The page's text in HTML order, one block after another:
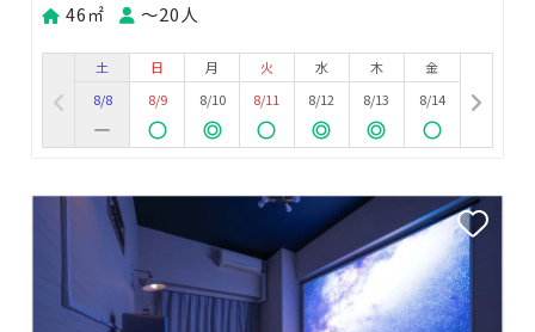
46㎡
〜20人
土
8/8
日
8/9
月
8/10
火
8/11
水
8/12
木
8/13
金
8/14